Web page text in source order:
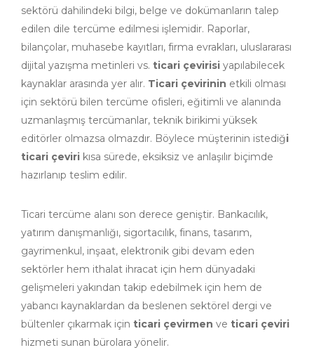
sektörü dahilindeki bilgi, belge ve dokümanların talep
edilen dile tercüme edilmesi işlemidir. Raporlar,
bilançolar, muhasebe kayıtları, firma evrakları, uluslararası
dijital yazışma metinleri vs. ticari çevirisi yapılabilecek
kaynaklar arasında yer alır. Ticari çevirinin etkili olması
için sektörü bilen tercüme ofisleri, eğitimli ve alanında
uzmanlaşmış tercümanlar, teknik birikimi yüksek
editörler olmazsa olmazdır. Böylece müşterinin istediği
ticari çeviri kısa sürede, eksiksiz ve anlaşılır biçimde
hazırlanıp teslim edilir.
Ticari tercüme alanı son derece geniştir. Bankacılık,
yatırım danışmanlığı, sigortacılık, finans, tasarım,
gayrimenkul, inşaat, elektronik gibi devam eden
sektörler hem ithalat ihracat için hem dünyadaki
gelişmeleri yakından takip edebilmek için hem de
yabancı kaynaklardan da beslenen sektörel dergi ve
bültenler çıkarmak için ticari çevirmen ve ticari çeviri
hizmeti sunan bürolara yönelir.